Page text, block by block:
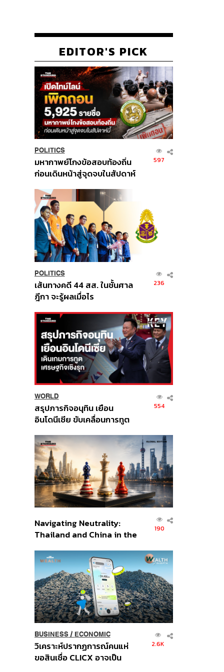
EDITOR'S PICK
POLITICS
มหากาพย์โกงข้อสอบท้องถิ่น
ก่อนเดินหน้าสู่จุดจบในสัปดาห์
597
POLITICS
เส้นทางคดี 44 สส. ในชั้นศาล
ฎีกา จะรู้ผลเมื่อไร
236
WORLD
สรุปภารกิจอนุทิน เยือน
อินโดนีเซีย ขับเคลื่อนการทูต
ส่วนยุทธศาสตร์ไทย –
อินโดนีเซีย
554
Navigating Neutrality:
Thailand and China in the
Order
190
BUSINESS/ ECONOMIC
วิเคราะห์ปรากฏการณ์คนแห่
ขอสินเชื่อ CLICX อาจเป็น
2.6K